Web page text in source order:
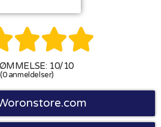

10/10
(0 anmeldelser)